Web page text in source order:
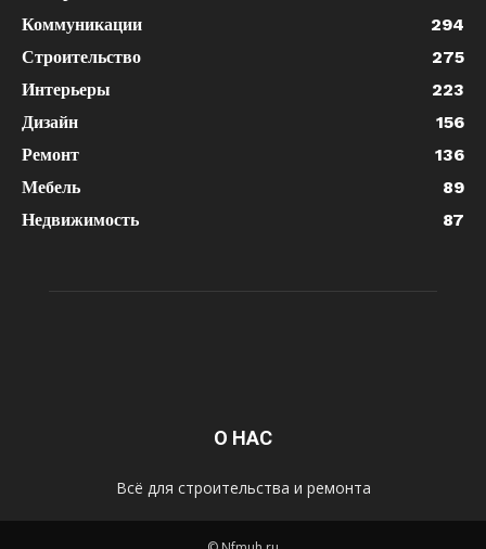
Коммуникации
294
Строительство
275
Интерьеры
223
Дизайн
156
Ремонт
136
Мебель
89
Недвижимость
87
О НАС
Всё для строительства и ремонта